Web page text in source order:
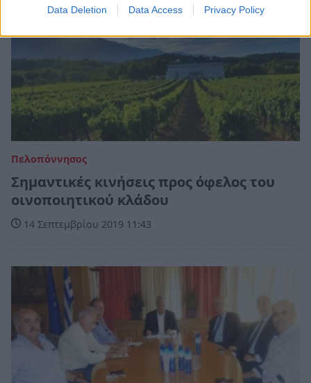
Data Deletion Data Access Privacy Policy
Πελοπόννησος
Σημαντικές κινήσεις προς όφελος του
οινοποιητικού κλάδου
14 Σεπτεμβρίου 2019 11:43